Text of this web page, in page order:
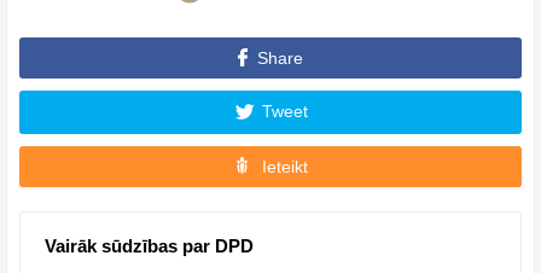
Share
Tweet
Ieteikt
Vairāk sūdzības par DPD